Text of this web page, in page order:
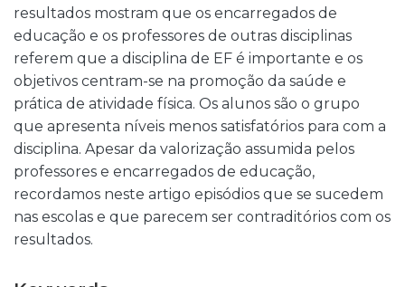
resultados mostram que os encarregados de
educação e os professores de outras disciplinas
referem que a disciplina de EF é importante e os
objetivos centram-se na promoção da saúde e
prática de atividade física. Os alunos são o grupo
que apresenta níveis menos satisfatórios para com a
disciplina. Apesar da valorização assumida pelos
professores e encarregados de educação,
recordamos neste artigo episódios que se sucedem
nas escolas e que parecem ser contraditórios com os
resultados.